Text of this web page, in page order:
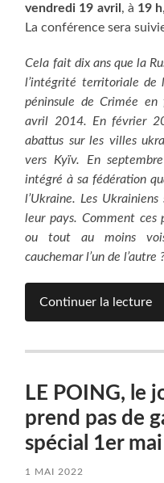
vendredi 19 avril , à 19 h
La conférence sera
Cela fait dix ans que la
l’intégrité territoriale de
péninsule de Crimée
avril 2014. En février
abattus sur les villes
vers Kyïv. En
intégré à sa fédération
l’Ukraine. Les
leur pays. Comment ces
ou tout au moins
cauchemar l’un de l’autre
Continuer la lecture
LE POING, le
prend pas de
spécial 1er mai
1 MAI 2022